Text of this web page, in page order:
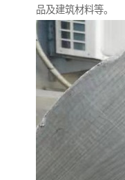
品及建筑材料等。